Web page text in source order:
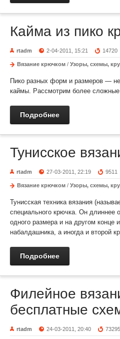
Кайма из пико
rtadm 2-04-2011, 15:21 14720
Вязание крючком / Узоры, схемы,
Пико разных форм и размеров —
каймы. Рассмотрим более сложные
Подробнее
Тунисское
rtadm 27-03-2011, 22:19 9511
Вязание крючком / Узоры, схемы,
Тунисская техника вязания
специального крючка. Он длиннее
одного размера и на другом конце
набалдашника, а иногда и второй
Подробнее
Филейное
бесплатные
rtadm 24-03-2011, 20:40 73295